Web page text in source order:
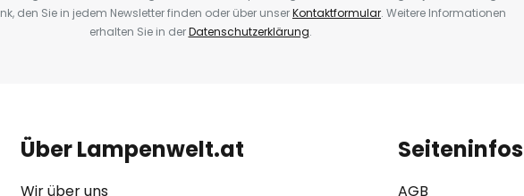
den Sie in jedem Newsletter finden oder über unserKontaktformular. Weitere Informationen
erhalten Sie in derDatenschutzerklärung.
Über Lampenwelt.at
Wir über uns
Seiteninfos
AGB